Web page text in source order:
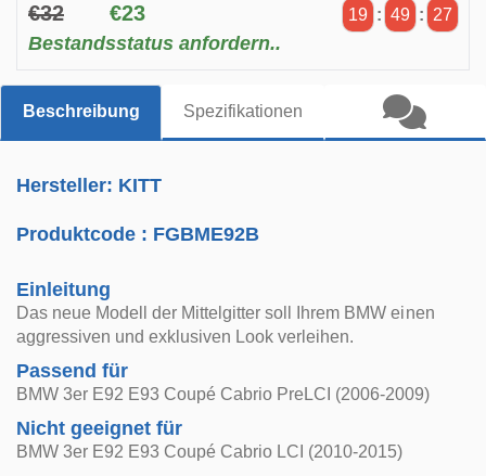
€32 €23 19 : 49 : 26
Bestandsstatus anfordern..
Beschreibung Spezifikationen
Hersteller: KITT
Produktcode : FGBME92B
Einleitung
Das neue Modell der Mittelgitter soll Ihrem BMW einen
aggressiven und exklusiven Look verleihen.
Passend für
BMW 3er E92 E93 Coupé Cabrio PreLCI (2006-2009)
Nicht geeignet für
BMW 3er E92 E93 Coupé Cabrio LCI (2010-2015)